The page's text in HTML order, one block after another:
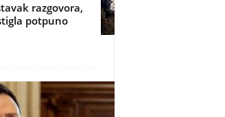
razgovora,
potpuno